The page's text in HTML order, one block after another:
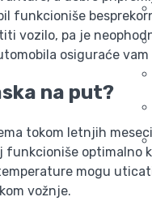
funkcioniše
vozilo, pa je
osiguraće
na put?
tokom letnjih
optimalno
mogu
vožnje.